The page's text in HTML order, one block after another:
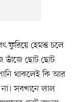
ফুরিয়ে হেমন্ত চলে
ভাঁজে ছোট ছোট
থাকলেই কি আর
সবখানে লাল